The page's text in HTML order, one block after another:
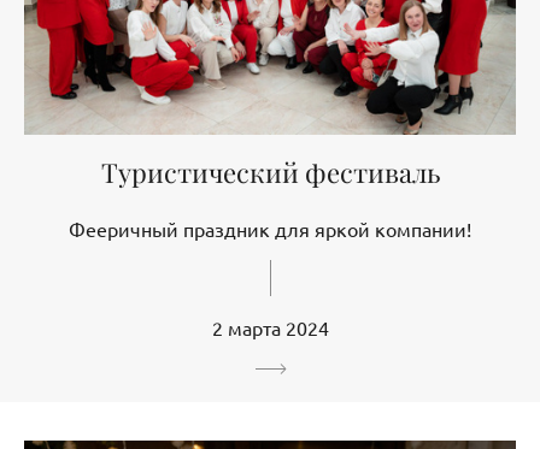
Туристический фестиваль
Фееричный праздник для яркой компании!
2 марта 2024